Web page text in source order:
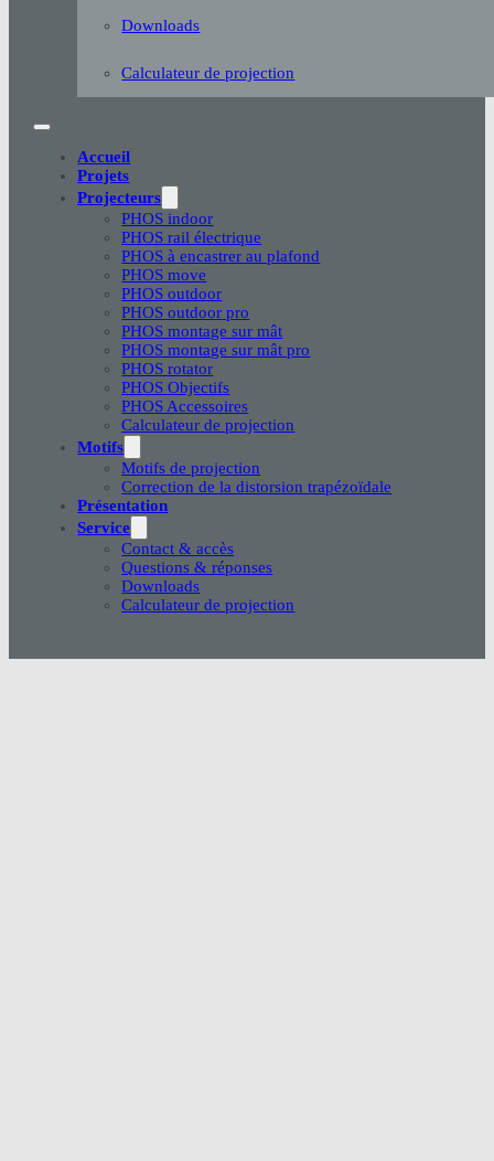
Downloads
Calculateur de projection
Accueil
Projets
Projecteurs
PHOS indoor
PHOS rail électrique
PHOS à encastrer au plafond
PHOS move
PHOS outdoor
PHOS outdoor pro
PHOS montage sur mât
PHOS montage sur mât pro
PHOS rotator
PHOS Objectifs
PHOS Accessoires
Calculateur de projection
Motifs
Motifs de projection
Correction de la distorsion trapézoïdale
Présentation
Service
Contact & accès
Questions & réponses
Downloads
Calculateur de projection